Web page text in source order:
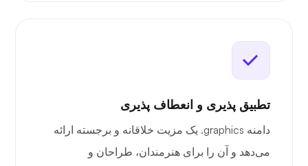
تطبیق پذیری و انعطاف پذیری
دامنه ‎.graphics‎ یک مزیت خلاقانه و برجسته ارائه
می‌دهد و آن را برای هنرمندان، طراحان و